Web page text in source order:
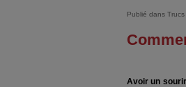
Publié dans
Avoir un